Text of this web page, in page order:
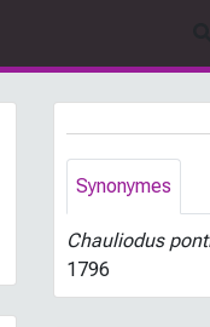
Synonymes
Chauliodus
1796